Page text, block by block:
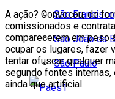
São Francisco
São João da
São Paulo
A ação? Convocou, de
comissionados e
comparecerem em peso
ocupar os lugares, fazer
tentar ofuscar qualquer
segundo fontes internas,
ainda que artificial.